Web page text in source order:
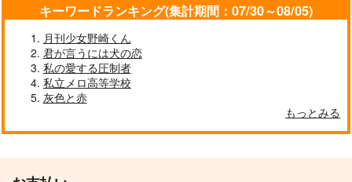
キーワードランキング(集計期間：07/30～08/05)
月刊少女野崎くん
君が言うには犬の恋
私の愛する圧制者
私立メロ高等学校
灰色と赤
もっとみる